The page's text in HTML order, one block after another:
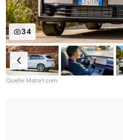
34
Quelle: Motor1.com